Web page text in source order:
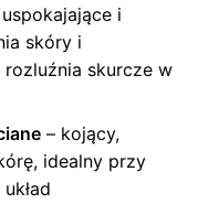
i
skóry i
skurcze w
– kojący,
idealny przy